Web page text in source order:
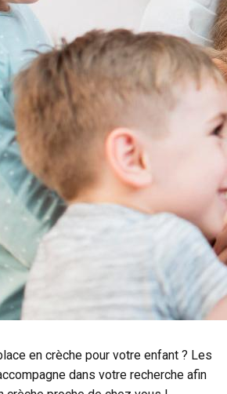
en crèche pour votre enfant ? Les
dans votre recherche afin